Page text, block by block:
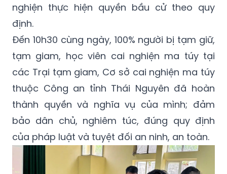
nghiện thực hiện quyền bầu cử theo quy
định.
Đến 10h30 cùng ngày, 100% người bị tạm giữ,
tạm giam, học viên cai nghiện ma túy tại
các Trại tạm giam, Cơ sở cai nghiện ma túy
thuộc Công an tỉnh Thái Nguyên đã hoàn
thành quyền và nghĩa vụ của mình; đảm
bảo dân chủ, nghiêm túc, đúng quy định
của pháp luật và tuyệt đối an ninh, an toàn.